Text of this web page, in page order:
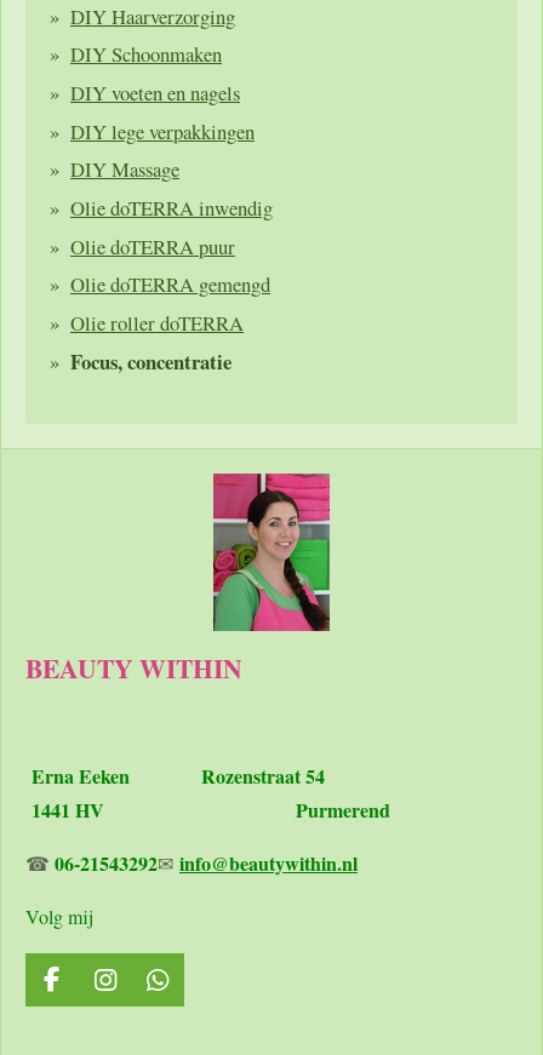
DIY Haarverzorging
DIY Schoonmaken
DIY voeten en nagels
DIY lege verpakkingen
DIY Massage
Olie doTERRA inwendig
Olie doTERRA puur
Olie doTERRA gemengd
Olie roller doTERRA
Focus, concentratie
BEAUTY WITHIN
Erna Eeken Rozenstraat 54
1441 HV Purmerend
☎ 06-21543292✉ info@beautywithin.nl
Volg mij
F
a
I
n
W
h